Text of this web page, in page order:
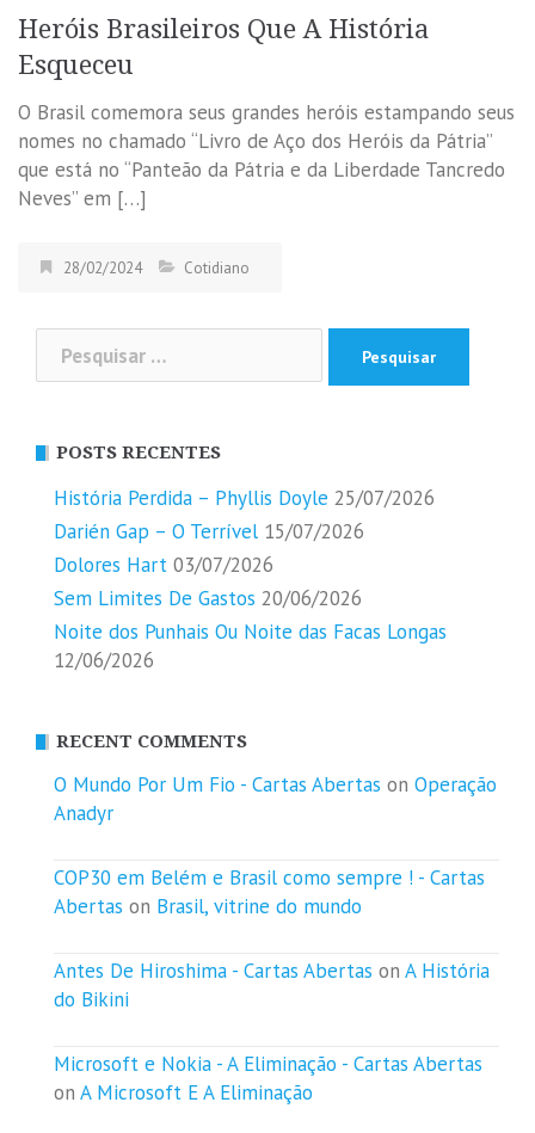
Heróis Brasileiros Que A História
Esqueceu
O Brasil comemora seus grandes heróis estampando seus
nomes no chamado “Livro de Aço dos Heróis da Pátria”
que está no “Panteão da Pátria e da Liberdade Tancredo
Neves” em […]
28/02/2024 Cotidiano
por:
POSTS RECENTES
História Perdida – Phyllis Doyle 25/07/2026
Darién Gap – O Terrível 15/07/2026
Dolores Hart 03/07/2026
Sem Limites De Gastos 20/06/2026
Noite dos Punhais Ou Noite das Facas Longas
12/06/2026
RECENT COMMENTS
O Mundo Por Um Fio - Cartas Abertas on Operação
Anadyr
COP30 em Belém e Brasil como sempre ! - Cartas
Abertas on Brasil, vitrine do mundo
Antes De Hiroshima - Cartas Abertas on A História
do Bikini
Microsoft e Nokia - A Eliminação - Cartas Abertas
on A Microsoft E A Eliminação